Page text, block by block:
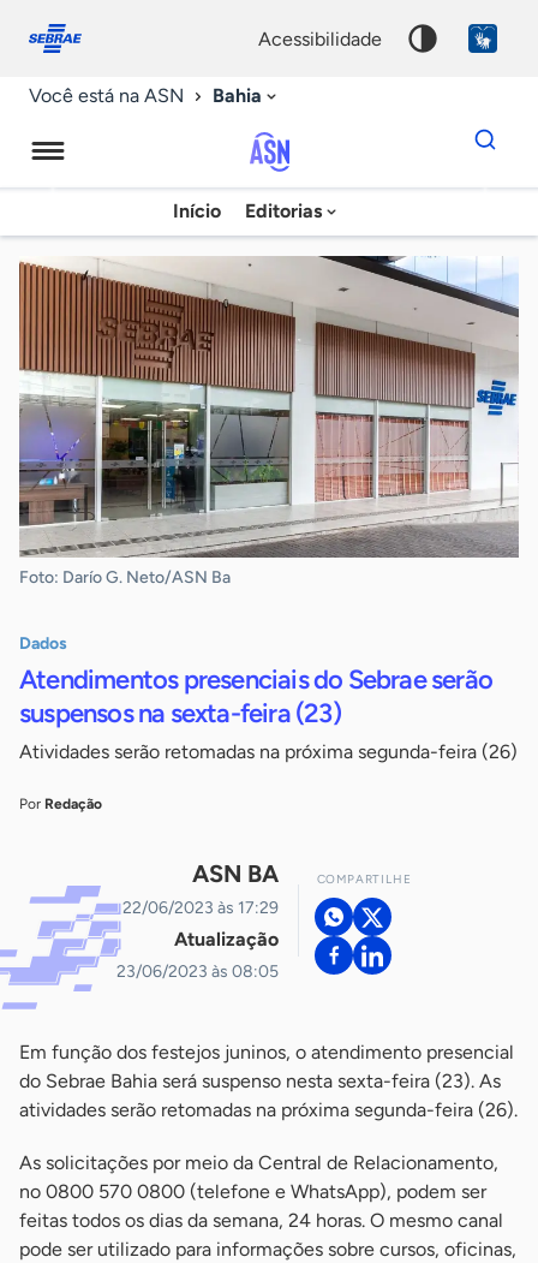
conosco
acessibilidade
Você está na ASN Bahia
Agência
Sebrae
de
Notícias
Início Editorias
Dados
para
chave
Foto: Darío G. Neto/ASN Ba
Dados
Atendimentos presenciais do Sebrae serão
suspensos na sexta-feira (23)
Atividades serão retomadas na próxima segunda-feira (26)
Por Redação
ASN BA
22/06/2023 às 17:29
Atualização
23/06/2023 às 08:05
COMPARTILHE
Em função dos festejos juninos, o atendimento presencial
do Sebrae Bahia será suspenso nesta sexta-feira (23). As
atividades serão retomadas na próxima segunda-feira (26).
As solicitações por meio da Central de Relacionamento,
no 0800 570 0800 (telefone e WhatsApp), podem ser
feitas todos os dias da semana, 24 horas. O mesmo canal
pode ser utilizado para informações sobre cursos, oficinas,